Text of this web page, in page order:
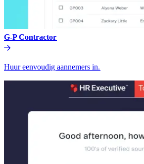
G-P Contractor​​
Huur eenvoudig aannemers in.​​